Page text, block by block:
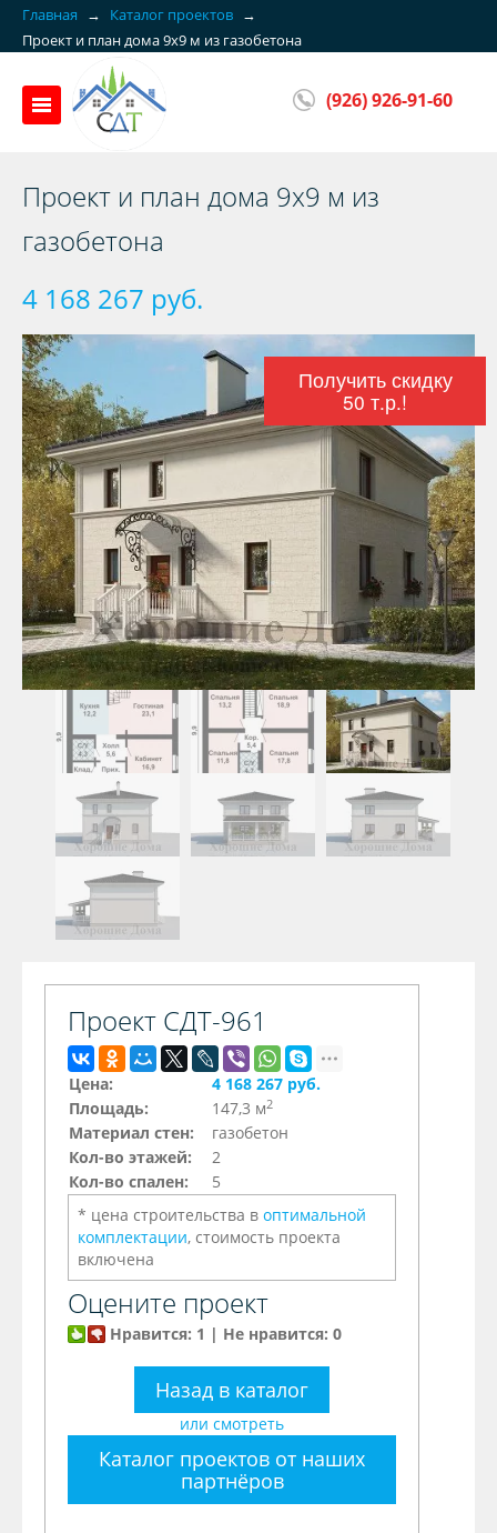
Главная → Каталог проектов →
Проект и план дома 9x9 м из газобетона
(926) 926-91-60
Проект и план дома 9x9 м из
газобетона
4 168 267 руб.
Получить скидку
50 т.р.!
Проект СДТ-961
Цена:
4 168 267 руб.
Площадь:
147,3 м2
Материал стен:
газобетон
Кол-во этажей:
2
Кол-во спален:
5
* цена строительства в оптимальной
комплектации, стоимость проекта
включена
Оцените проект
Нравится: 1 | Не нравится: 0
Назад в каталог
или смотреть
Каталог проектов от наших
партнёров